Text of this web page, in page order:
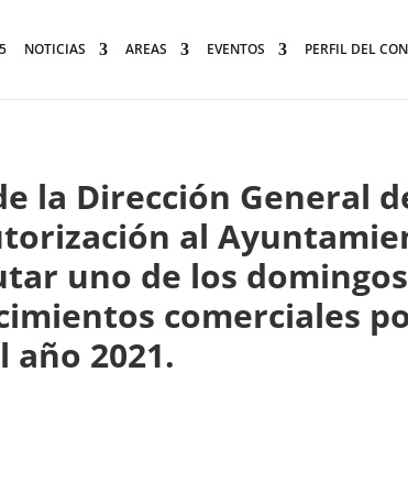
NOTICIAS AREAS EVENTOS PERFIL DEL
la Dirección General
al
uno de los
comerciales
2021.